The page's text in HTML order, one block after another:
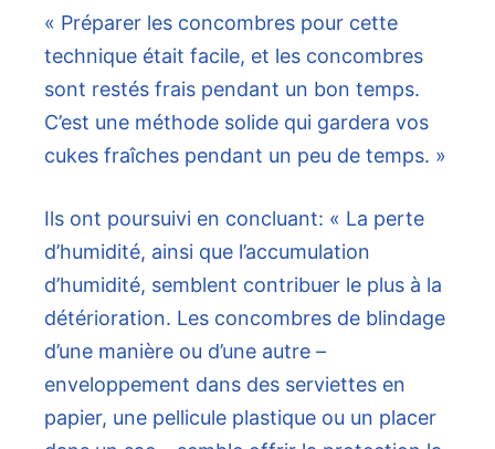
« Préparer les concombres pour cette
technique était facile, et les concombres
sont restés frais pendant un bon temps.
C’est une méthode solide qui gardera vos
cukes fraîches pendant un peu de temps. »
Ils ont poursuivi en concluant: « La perte
d’humidité, ainsi que l’accumulation
d’humidité, semblent contribuer le plus à la
détérioration. Les concombres de blindage
d’une manière ou d’une autre –
enveloppement dans des serviettes en
papier, une pellicule plastique ou un placer